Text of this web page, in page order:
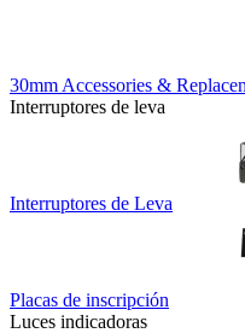
30mm Accessories &
Interruptores de leva
Interruptores de Leva
Placas de inscripción
Luces indicadoras